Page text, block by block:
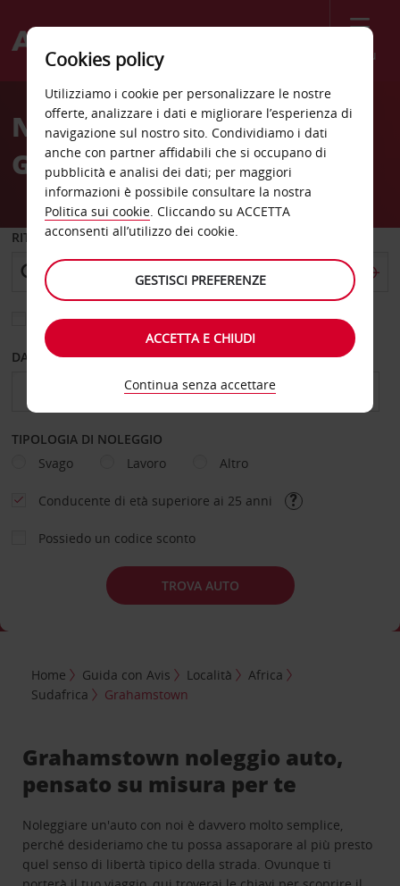
Menù
Welcome
AvisNoleggio auto
Grahamstown
RITIRO DA
Scegli una località di riconsegna diversa
DAL GIORNO AL GIORNO
TIPOLOGIA DI NOLEGGIO
Svago
Lavoro Altro
Conducente di età superiore ai 25 anni
Possiedo un codice sconto
TROVA AUTO
Home Guida con Avis Località
Africa
Sudafrica
Grahamstown
Grahamstown noleggio auto,
pensato su misura per te
Noleggiare un'auto con noi è davvero molto semplice,
perché desideriamo che tu possa assaporare al più presto
quel senso di libertà tipico della strada. Ovunque ti
Cookies policy
Utilizziamo i cookie per personalizzare le nostre
offerte, analizzare i dati e migliorare l’esperienza di
navigazione sul nostro sito. Condividiamo i dati
anche con partner affidabili che si occupano di
pubblicità e analisi dei dati; per maggiori
informazioni è possibile consultare la nostra
Politica sui cookie. Cliccando su ACCETTA
acconsenti all’utilizzo dei cookie.
GESTISCI PREFERENZE
ACCETTA E CHIUDI
Continua senza accettare